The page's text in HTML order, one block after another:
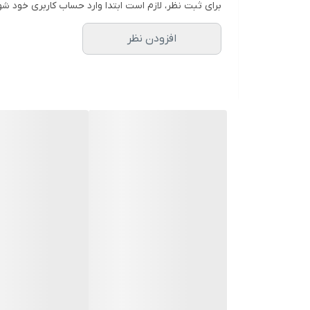
برای ثبت نظر، لازم است ابتدا وارد حساب کاربری خود
افزودن نظر